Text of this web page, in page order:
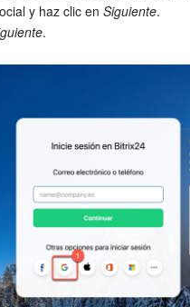
y haz clic en Siguiente.
.